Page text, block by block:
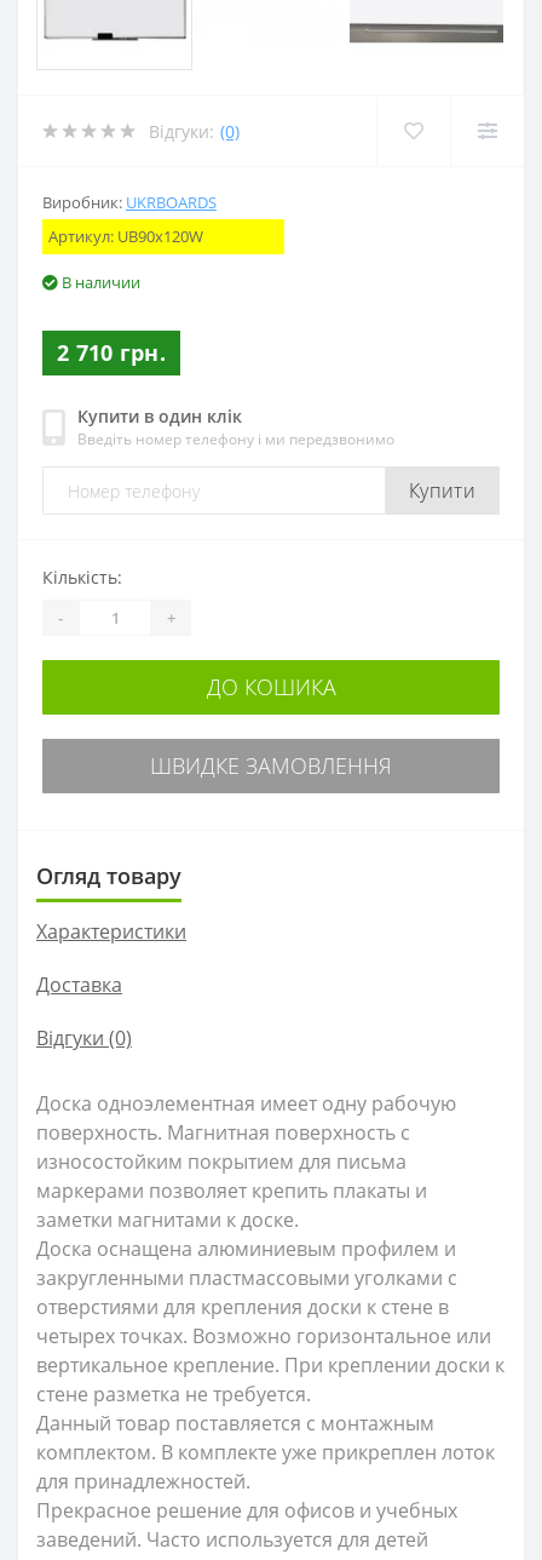
Відгуки: (0)
Виробник: UKRBOARDS
Артикул: UB90x120W
В наличии
2 710 грн.
Купити в один клік
Введіть номер телефону і ми передзвонимо
Купити
Кількість:
- +
ДО КОШИКА
ШВИДКЕ ЗАМОВЛЕННЯ
Огляд товару
Характеристики
Доставка
Відгуки (0)
Доска одноэлементная имеет одну рабочую
поверхность. Магнитная поверхность с
износостойким покрытием для письма
маркерами позволяет крепить плакаты и
заметки магнитами к доске.
Доска оснащена алюминиевым профилем и
закругленными пластмассовыми уголками с
отверстиями для крепления доски к стене в
четырех точках. Возможно горизонтальное или
вертикальное крепление. При креплении доски к
стене разметка не требуется.
Данный товар поставляется с монтажным
комплектом. В комплекте уже прикреплен лоток
для принадлежностей.
Прекрасное решение для офисов и учебных
заведений. Часто используется для детей